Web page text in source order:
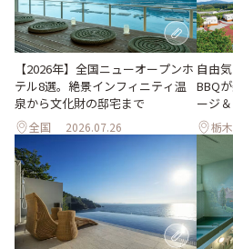
【2026年】全国ニューオープンホ
テル8選。絶景インフィニティ温
泉から文化財の邸宅まで
全国 2026.07.26
自由
BBQ
ージ
栃